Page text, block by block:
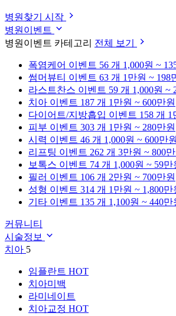
병원찾기 시작
병원이벤트
병원이벤트 카테고리 전체 보기
폭염케어 이벤트 56 개 1,000원 ~
썸머뷰티 이벤트 63 개 1만원 ~ 198
라스트찬스 이벤트 59 개 1,000원 ~
치아 이벤트 187 개 1만원 ~ 600만원
다이어트/지방흡입 이벤트 158 개 1
피부 이벤트 303 개 1만원 ~ 280만원
시력 이벤트 46 개 1,000원 ~ 600만원
리프팅 이벤트 262 개 3만원 ~ 800만
보톡스 이벤트 74 개 1,000원 ~ 59만
필러 이벤트 106 개 2만원 ~ 700만원
성형 이벤트 314 개 1만원 ~ 1,800만
기타 이벤트 135 개 1,100원 ~ 440만
커뮤니티
시술정보
치아 5
임플란트 HOT
치아미백
라미네이트
치아교정 HOT